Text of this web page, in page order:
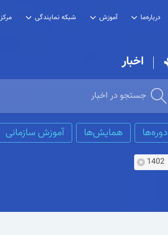
درباره‌ما آموزش شبکه نمایندگی
اخبار
دوره‌ها همایش‌ها آموزش سازمانی
1402